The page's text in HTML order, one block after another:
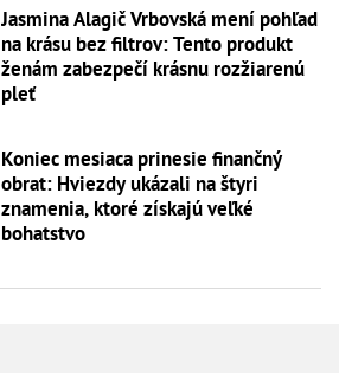
Jasmina Alagič Vrbovská mení pohľad
na krásu bez filtrov: Tento produkt
ženám zabezpečí krásnu rozžiarenú
pleť
Koniec mesiaca prinesie finančný
obrat: Hviezdy ukázali na štyri
znamenia, ktoré získajú veľké
bohatstvo